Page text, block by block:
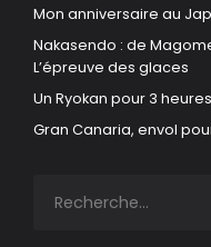
Mon anniversaire au
Nakasendo : de
L’épreuve des glaces
Un Ryokan pour 3
Gran Canaria, envol